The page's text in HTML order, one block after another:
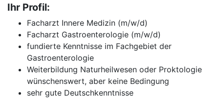
Ihr Profil:
Facharzt Innere Medizin (m/w/d)
Facharzt Gastroenterologie (m/w/d)
fundierte Kenntnisse im Fachgebiet der
Gastroenterologie
Weiterbildung Naturheilwesen oder Proktologie
wünschenswert, aber keine Bedingung
sehr gute Deutschkenntnisse